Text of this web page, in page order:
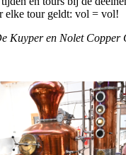
elke tour geldt: vol = vol!
Kuyper en Nolet Copper